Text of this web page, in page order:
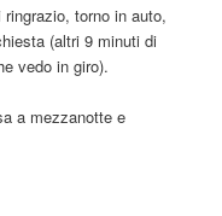
torno in auto,
(altri 9 minuti di
vedo in giro).
a mezzanotte e